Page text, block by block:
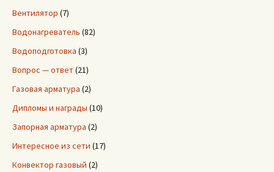
Вентилятор (7)
Водонагреватель (82)
Водоподготовка (3)
Вопрос — ответ(21)
Газовая арматура (2)
Дипломы и награды (10)
Запорная арматура (2)
Интересное из сети (17)
Конвектор газовый (2)